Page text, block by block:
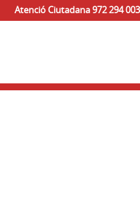
Atenció Ciutadana 972 294 003